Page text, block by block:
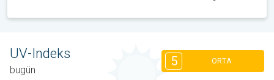
UV-Indeks
bugün
5 ORTA